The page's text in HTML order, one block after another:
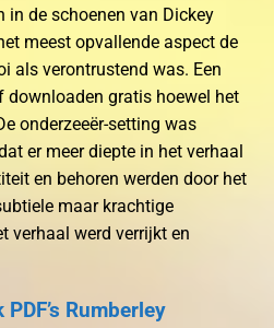
de schoenen van Dickey
meest opvallende aspect de
als verontrustend was. Een
downloaden gratis hoewel het
onderzeeër-setting was
er meer diepte in het verhaal
en behoren werden door het
maar krachtige
verhaal werd verrijkt en
Rumberley